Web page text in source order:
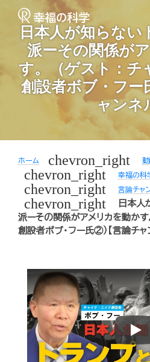
日本人が知らない
派ーその関係が
す。（ゲスト：チ
創設者ボブ・フ
ャンネ
ホーム chevron_right
chevron_right 幸福の科
chevron_right 言論チャ
chevron_right
日本人
派ーその関係がアメリカを動かす。
創設者ボブ・フー氏②）【言論チャ